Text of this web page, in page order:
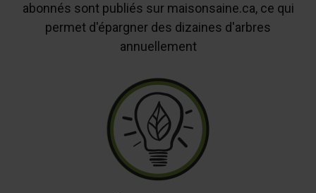
abonnés sont publiés sur maisonsaine.ca, ce qui
permet d'épargner des dizaines d'arbres
annuellement